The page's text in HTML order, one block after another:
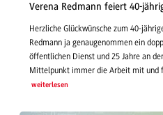
Verena Redmann feiert 40-
Herzliche Glückwünsche zum 40-
Redmann ja genaugenommen ein
öffentlichen Dienst und 25 Jahre an
Mittelpunkt immer die Arbeit mit und
weiterlesen